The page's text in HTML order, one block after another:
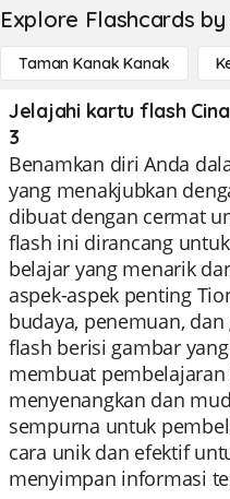
Explore Flashcards by
Taman Kanak Kanak
Jelajahi kartu flash
3
Benamkan diri Anda
yang menakjubkan
dibuat dengan cermat
flash ini dirancang
belajar yang menarik
aspek-aspek penting
budaya, penemuan,
flash berisi gambar
membuat
menyenangkan dan
sempurna untuk
cara unik dan efektif
menyimpan informasi